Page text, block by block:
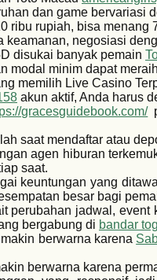
dan game bervariasi
ribu rupiah, bisa menang
keamanan, negosiasi
disukai banyak pemain
modal minim dapat
memilih Live Casino
akun aktif, Anda harus
gracesguidebook.com/
saat mendaftar atau
agen hiburan
saat.
keuntungan yang
besar bagi
perubahan jadwal,
bergabung di bandar
berwarna karena
berwarna karena